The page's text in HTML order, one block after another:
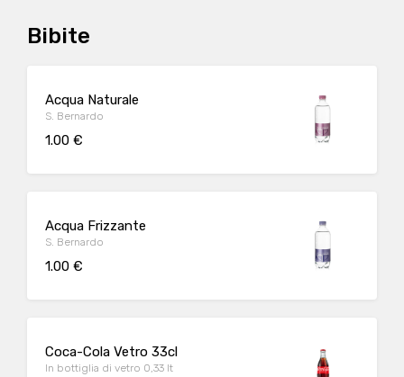
Bibite
Acqua Naturale
S. Bernardo
1.00 €
Acqua Frizzante
S. Bernardo
1.00 €
Coca-Cola Vetro 33cl
In bottiglia di vetro 0,33 lt